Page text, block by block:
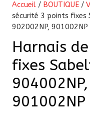
Accueil / BOUTIQUE /
sécurité 3 points fixes
902002NP, 901002NP
Harnais
fixes
901002NP